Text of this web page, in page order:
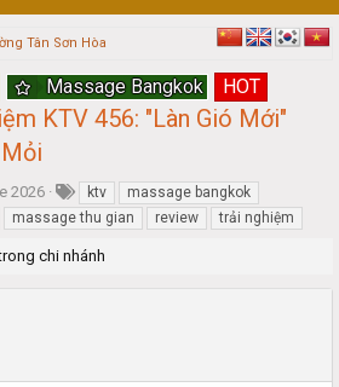
Tân Sơn Hòa
Massage Bangkok HOT
KTV 456: "Làn Gió Mới"
2026 ktv
massage bangkok
massage thu gian review trải nghiệm
chi nhánh